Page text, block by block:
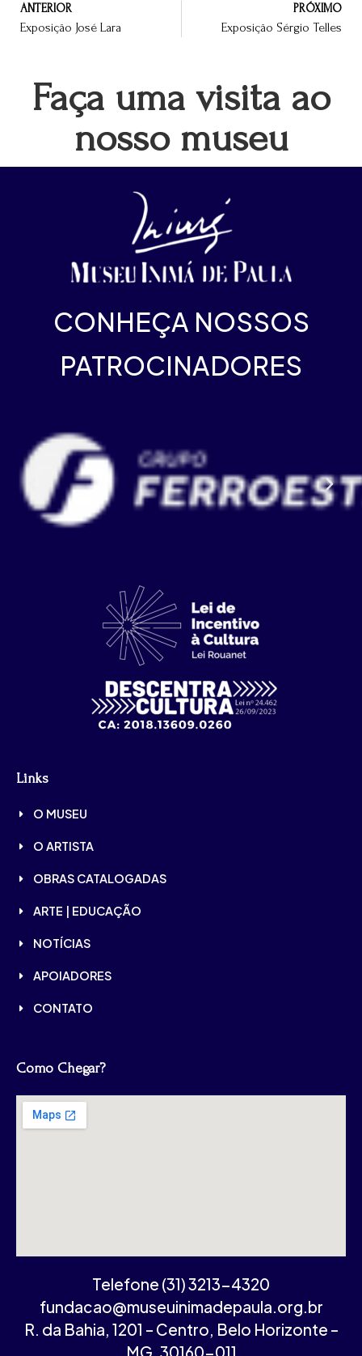
ANTERIOR
Exposição José Lara
PRÓXIMO
Exposição Sérgio Telles
Faça uma visita ao
nosso museu
CONHEÇA NOSSOS
PATROCINADORES
Links
O MUSEU
O ARTISTA
OBRAS CATALOGADAS
ARTE | EDUCAÇÃO
NOTÍCIAS
APOIADORES
CONTATO
Como Chegar?
Telefone (31) 3213-4320
fundacao@museuinimadepaula.org.br
R. da Bahia, 1201 – Centro, Belo Horizonte –
MG, 30160-011